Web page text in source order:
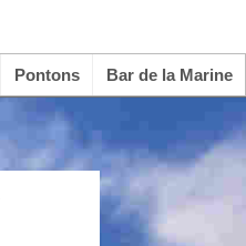
Pontons Bar de la Marine